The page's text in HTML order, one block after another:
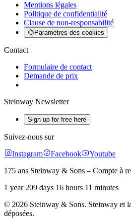
Mentions légales
Politique de confidentialité
Clause de non-responsabilité
Paramètres des cookies
Contact
Formulaire de contact
Demande de prix
Steinway Newsletter
Sign up for free here
Suivez-nous sur
Instagram
Facebook
Youtube
175 ans Steinway & Sons – Compte à
1 year 209 days 16 hours 11 minutes
© 2026 Steinway & Sons. Steinway et
déposées.